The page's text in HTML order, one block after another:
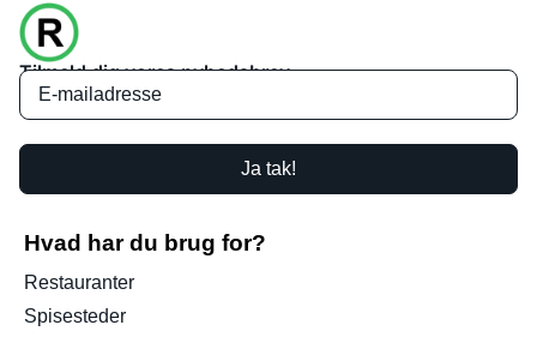
Tilmeld dig vores nyhedsbrev
Ja tak!
Hvad har du brug for?
Restauranter
Spisesteder